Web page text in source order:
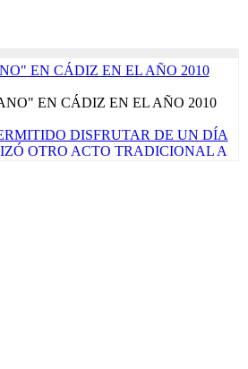
EN CÁDIZ EN EL AÑO 2010
EN CÁDIZ EN EL AÑO 2010
DISFRUTAR DE UN DÍA
OTRO ACTO TRADICIONAL A